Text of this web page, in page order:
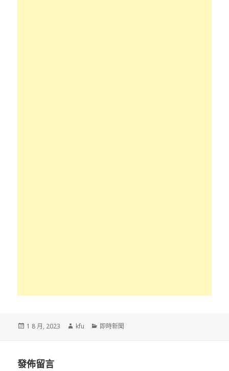
發
1 8 月, 2023
作
kfu
分
即時新聞
發佈留言